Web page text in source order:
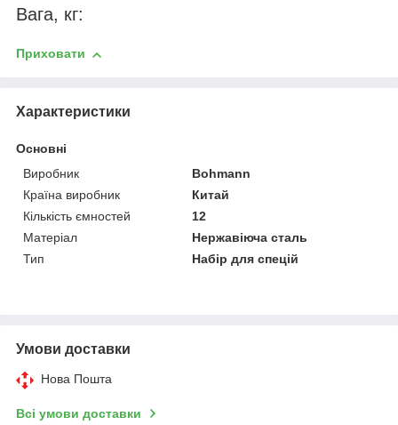
Вага, кг:
Приховати
Характеристики
Основні
Виробник
Bohmann
Країна виробник
Китай
Кількість ємностей
12
Матеріал
Нержавіюча сталь
Тип
Набір для спецій
Умови доставки
Нова Пошта
Всі умови доставки